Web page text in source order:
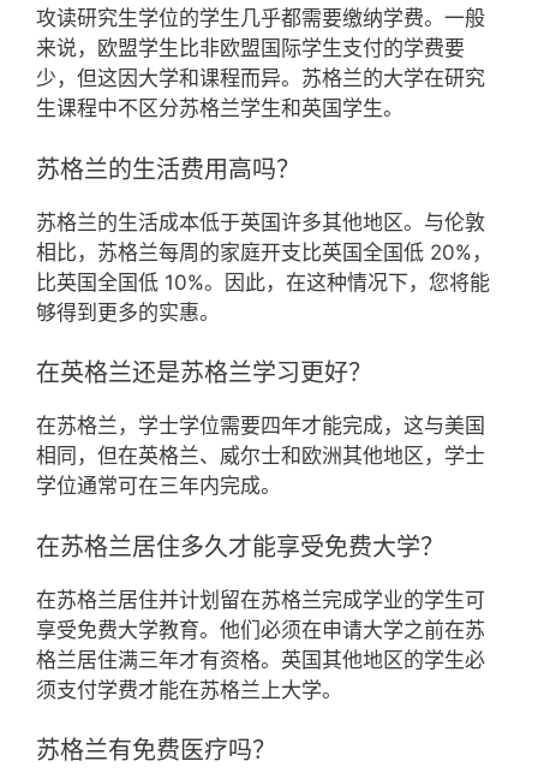
攻读研究生学位的学生几乎都需要缴纳学费。一般
来说，欧盟学生比非欧盟国际学生支付的学费要
少，但这因大学和课程而异。苏格兰的大学在研究
生课程中不区分苏格兰学生和英国学生。
苏格兰的生活费用高吗？
苏格兰的生活成本低于英国许多其他地区。与伦敦
相比，苏格兰每周的家庭开支比英国全国低 20%，
比英国全国低 10%。因此，在这种情况下，您将能
够得到更多的实惠。
在英格兰还是苏格兰学习更好？
在苏格兰，学士学位需要四年才能完成，这与美国
相同，但在英格兰、威尔士和欧洲其他地区，学士
学位通常可在三年内完成。
在苏格兰居住多久才能享受免费大学？
在苏格兰居住并计划留在苏格兰完成学业的学生可
享受免费大学教育。他们必须在申请大学之前在苏
格兰居住满三年才有资格。英国其他地区的学生必
须支付学费才能在苏格兰上大学。
苏格兰有免费医疗吗？